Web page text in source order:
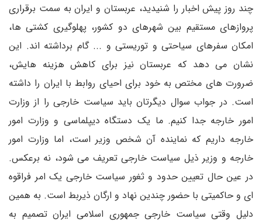
چند روز پیش اخبار را شنیدید، عربستان و ایران به سمت برقراری
پروازهای مستقیم بین شهرهای دو کشور، پهلوگیری کشتی ها،
امکان سفرهای سیاحتی و توریستی و ... گام برداشته اند. این
نشان می دهد که عربستان نیز برای کاهش هزینه هایش،
ضرورت های مختص به خود برای احیای روابط با ایران را داشته
است. در جواب سوال دیگرتان باید سیاست خارجی را از وزارت
امور خارجه جدا کنیم. ما یک دستگاه دیپلماسی و وزارت امور
خارجه داریم که نماینده آن شخص وزیر است، اما وزارت امور
خارجه و وزیر ذیل سیاست خارجی تعریف می شود، نه برعکس.
در عین حال تعیین حدود و ثغور سیاست خارجی یک امر فراقوه
ای و حاکمیتی با حضور چندین نهاد و ارگان ذیربط است. به همین
دلیل وقتی سیاست خارجی جمهوری اسلامی ایران تصمیم به